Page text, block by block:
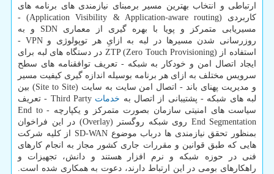
ارتباطی و انتخاب بهترین مسیر برمبنای نیازمندی های برنامه های
کاربردی (Application Visibility & Application-aware routing) -
مسیریابی متمرکز و پویا با بهره گیری از معماری SDN و به
روزرسانی شدن مسیرها در لبه به ازایِ هر توپولوژی و VPN -
استفاده از ZTP (Zero Touch Provisioning) در دستگاه های لبه برای
ایجاد اتصال امن و خودکار به شبکه - تعریف توافقنامه های سطح
سرویس مختلف به ازای هر برنامه بوسیله اندازه گیری کیفیت مسیر
و مدیریت پهنای باند - اتصال امن سایت به سایت (Site to Site) بین
لبه های شبکه - پشتیبانی از اتصال به خدمات
Third Party - تعریف
سیاست های امنیتی سازمان بصورت متمرکز و یکپارچه - End to
End Segmentation روی شبکه روگستر (Overlay) در این فراخوان
بمنظور تحقق نیازمندی ها درباب موضوع SD-WAN از کلیه شرکت
هایی که طبق قوانین و مقررات جاری کشور مجاز به انجام کارهای
فنی در حوزه شبکه و نرم افزار هستند و دانش، تجهیزات و
راهکارهای بومی در این ارتباط دارند، دعوت به همکاری شده است.